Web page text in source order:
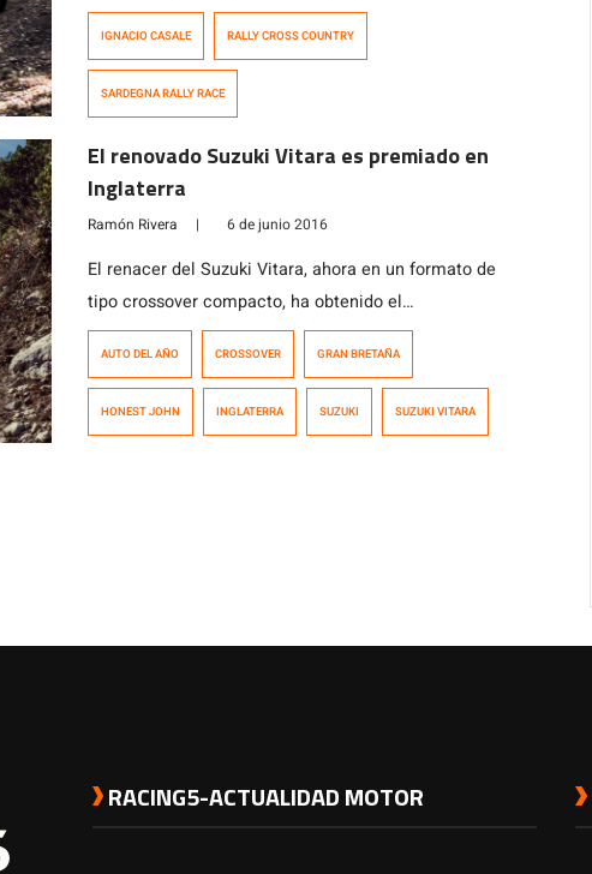
sufrió un desperfecto en el motor a dos kilómetros de
desarrollo electrónico que estaba probando. […]
IGNACIO CASALE RALLY CROSS COUNTRY
SARDEGNA RALLY RACE
El renovado Suzuki Vitara es premiado en
Inglaterra
Ramón Rivera | 6 de junio 2016
El renacer del Suzuki Vitara, ahora en un formato de
tipo crossover compacto, ha obtenido el
reconocimiento del portal británico Honest John como
Honest John, señala: «Nuestros lectores nos dicen que
AUTO DEL AÑO CROSSOVER GRAN BRETAÑA
HONEST JOHN INGLATERRA SUZUKI SUZUKI VITARA
RACING5-ACTUALIDAD MOTOR